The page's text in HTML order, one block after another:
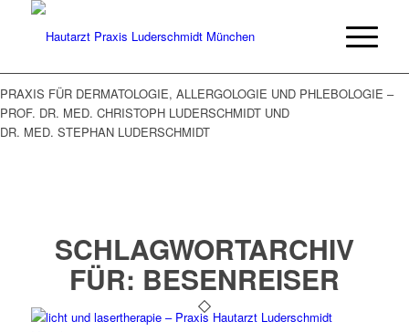
PRAXIS FÜR DERMATOLOGIE, ALLERGOLOGIE UND PHLEBOLOGIE –
PROF. DR. MED. CHRISTOPH LUDERSCHMIDT UND
DR. MED. STEPHAN LUDERSCHMIDT
SCHLAGWORTARCHIV
FÜR: BESENREISER